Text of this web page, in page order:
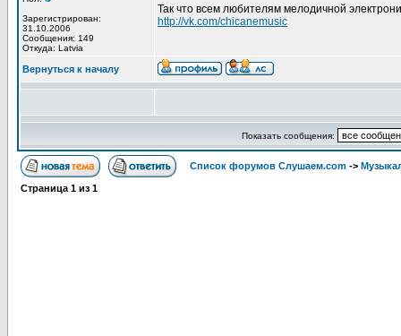
Зарегистрирован:
31.10.2006
Сообщения: 149
Откуда: Latvia
Так что всем любителям мелодичной
http://vk.com/chicanemusic
Вернуться к началу
Показать сообщения:
Список форумов Слушаем.com ->
Страница 1 из 1